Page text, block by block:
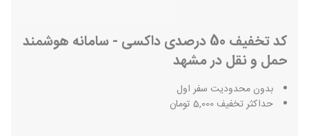
کد تخفیف 50 درصدی داکسی - سامانه هوشمند
حمل و نقل در مشهد
بدون محدودیت سفر اول
حداکثر تخفیف 5,000 تومان